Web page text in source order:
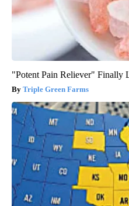
"Potent Pain Reliever" Finally
Triple Green Farms